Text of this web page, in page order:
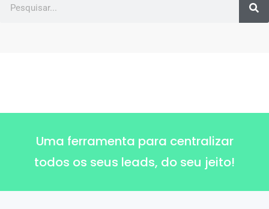
Uma ferramenta para centralizar
todos os seus leads, do seu jeito!